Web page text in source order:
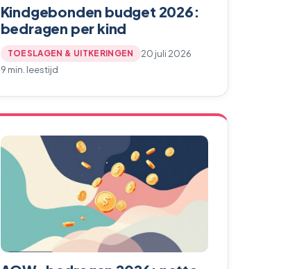
Kindgebonden budget 2026:
bedragen per kind
TOESLAGEN & UITKERINGEN
20 juli 2026
9 min. leestijd